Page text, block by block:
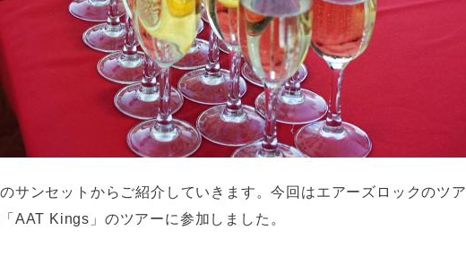
サンセットからご紹介していきます。今回はエアーズロックのツア
AAT Kings」のツアーに参加しました。